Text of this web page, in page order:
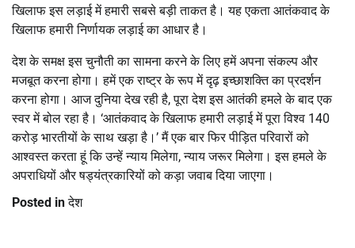
खिलाफ इस लड़ाई में हमारी सबसे बड़ी ताकत है। यह एकता आतंकवाद के
खिलाफ हमारी निर्णायक लड़ाई का आधार है।
देश के समक्ष इस चुनौती का सामना करने के लिए हमें अपना संकल्प और
मजबूत करना होगा। हमें एक राष्ट्र के रूप में दृढ़ इच्छाशक्ति का प्रदर्शन
करना होगा। आज दुनिया देख रही है, पूरा देश इस आतंकी हमले के बाद एक
स्वर में बोल रहा है। ‘आतंकवाद के खिलाफ हमारी लड़ाई में पूरा विश्व 140
करोड़ भारतीयों के साथ खड़ा है।’ मैं एक बार फिर पीड़ित परिवारों को
आश्वस्त करता हूं कि उन्हें न्याय मिलेगा, न्याय जरूर मिलेगा। इस हमले के
अपराधियों और षड्यंत्रकारियों को कड़ा जवाब दिया जाएगा।
Posted inदेश